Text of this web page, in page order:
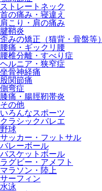
ストレートネック
首の痛み・寝違え
肩こり・肩の痛み
腱鞘炎
歪みの矯正（猫背・骨盤等）
腰痛・ギックリ腰
腰椎分離・すべり症
ヘルニア・狭窄症
坐骨神経痛
股関節痛
側弯症
膝痛・腸脛靭帯炎
その他
いろんなスポーツ
クラシックバレエ
野球
サッカー・フットサル
バレーボール
バスケットボール
ラグビー・アメフト
マラソン・陸上
サーフィン
水泳